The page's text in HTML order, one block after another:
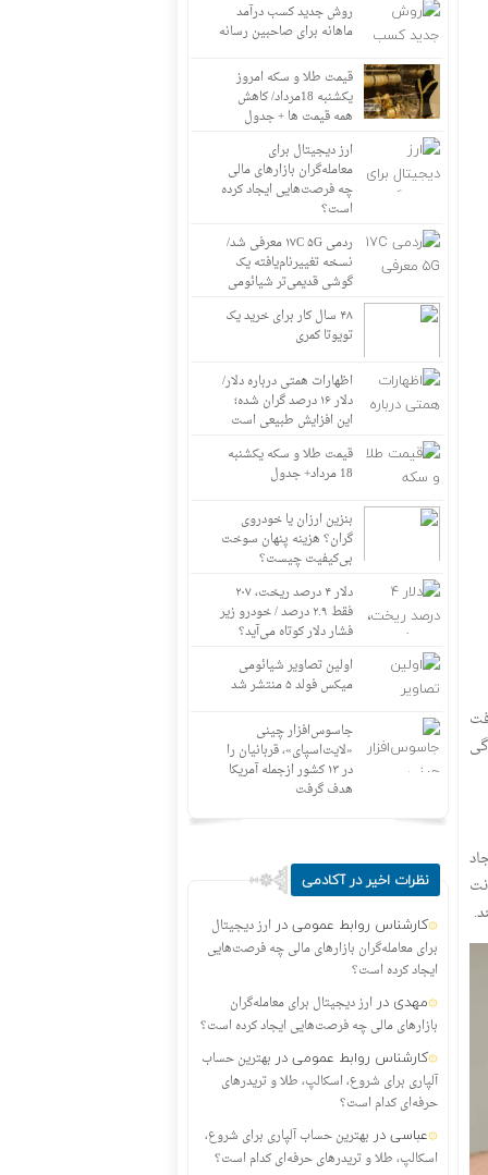
ایجاد
روش جدید کسب درآمد
ماهانه برای صاحبین رسانه
قیمت طلا و سکه امروز
یکشنبه 18مرداد/ کاهش
همه قیمت ها + جدول
ارز دیجیتال برای
معامله‌گران بازارهای مالی
چه فرصت‌هایی ایجاد کرده
است؟
ردمی ۱۷C ۵G معرفی شد/
نسخه تغییرنام‌یافته یک
گوشی قدیمی‌تر شیائومی
۴۸ سال کار برای خرید یک
تویوتا کمری
اظهارات همتی درباره دلار/
دلار ۱۶ درصد گران شده؛
این افزایش طبیعی است
قیمت طلا و سکه یکشنبه
18 مرداد+ جدول
بنزین ارزان یا خودروی
گران؟ هزینه پنهان سوخت
بی‌کیفیت چیست؟
دلار ۴ درصد ریخت، ۲۰۷
فقط ۲.۹ درصد / خودرو زیر
فشار دلار کوتاه می‌آید؟
اولین تصاویر شیائومی
میکس فولد ۵ منتشر شد
جاسوس‌افزار چینی
«لایت‌اسپای»، قربانیان را
در ۱۳ کشور ازجمله آمریکا
هدف گرفت
نظرات اخیر در آکادمی
کارشناس روابط عمومیدر ارز دیجیتال
برای معامله‌گران بازارهای مالی چه فرصت‌هایی
ایجاد کرده است؟
مهدی در ارز دیجیتال برای معامله‌گران
بازارهای مالی چه فرصت‌هایی ایجاد کرده است؟
کارشناس روابط عمومیدر بهترین حساب
آلپاری برای شروع، اسکالپ، طلا و تریدرهای
حرفه‌ای کدام است؟
عباسیدر بهترین حساب آلپاری برای شروع،
اسکالپ، طلا و تریدرهای حرفه‌ای کدام است؟